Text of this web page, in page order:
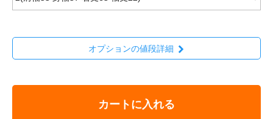
オプションの値段詳細
カートに入れる